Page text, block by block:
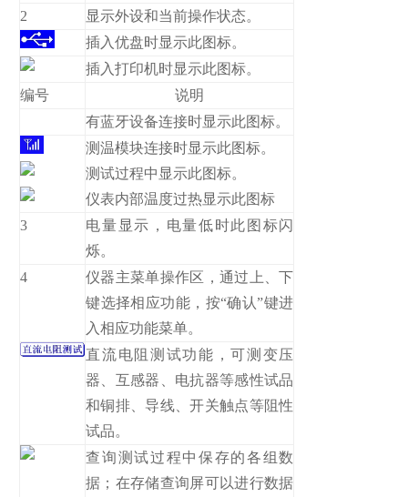
2
显示外设和当前操作状态。
插入优盘时显示此图标。
插入打印机时显示此图标。
编号
说明
有蓝牙设备连接时显示此图标。
测温模块连接时显示此图标。
测试过程中显示此图标。
仪表内部温度过热显示此图标
3
电量显示，电量低时此图标闪
烁。
4
仪器主菜单操作区，通过上、下
键选择相应功能，按“确认”键进
入相应功能菜单。
直流电阻测试功能，可测变压
器、互感器、电抗器等感性试品
和铜排、导线、开关触点等阻性
试品。
查询测试过程中保存的各组数
据；在存储查询屏可以进行数据